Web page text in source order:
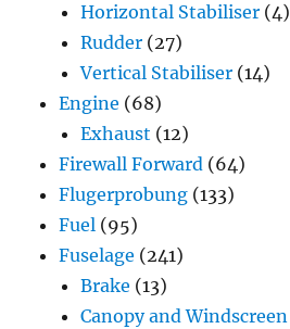
Horizontal Stabiliser (4)
Rudder (27)
Vertical Stabiliser (14)
Engine (68)
Exhaust (12)
Firewall Forward (64)
Flugerprobung (133)
Fuel (95)
Fuselage (241)
Brake (13)
Canopy and Windscreen